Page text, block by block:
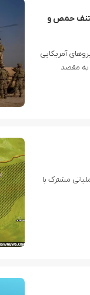
التنف حمص و
گسترده نیروهای آمریکایی
را به مقصد
مشترک با